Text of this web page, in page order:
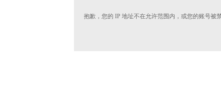
抱歉，您的 IP 地址不在允许范围内，或您的账号被